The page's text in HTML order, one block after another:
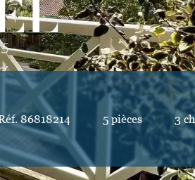
86818214 5 pièces 3